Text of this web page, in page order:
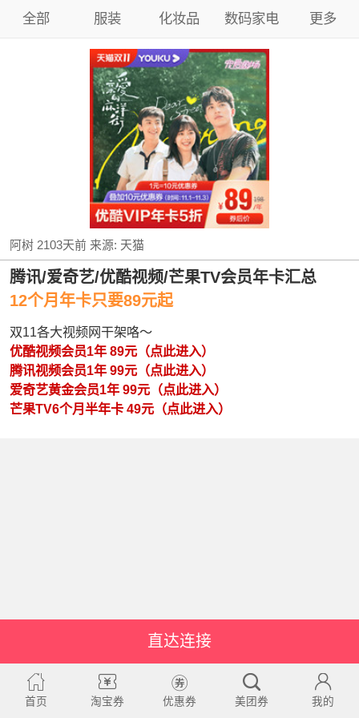
全部 服装 化妆品 数码家电 更多
阿树 2103天前来源: 天猫
腾讯/爱奇艺/优酷视频/芒果TV会员年卡汇总
12个月年卡只要89元起
双11各大视频网干架咯～
优酷视频会员1年 89元（点此进入）
腾讯视频会员1年 99元（点此进入）
爱奇艺黄金会员1年 99元（点此进入）
芒果TV6个月半年卡 49元（点此进入）
直达连接
首页 淘宝券 优惠券 美团券 我的